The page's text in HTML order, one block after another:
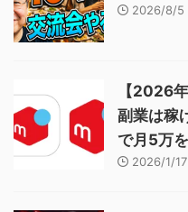
2026/8/5
【2026
副業は稼
で月5万
2026/1/17